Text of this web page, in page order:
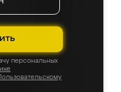
персональных